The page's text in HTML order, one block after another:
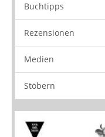
Vorschau
Buchtipps
Rezensionen
Medien
Stöbern